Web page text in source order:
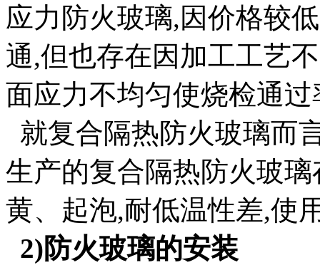
应力防火玻璃,因价格较
通,但也存在因加工工艺
面应力不均匀使烧检通
就复合隔热防火玻璃而
生产的复合隔热防火玻
黄、起泡,耐低温性差,使
2)防火玻璃的安装